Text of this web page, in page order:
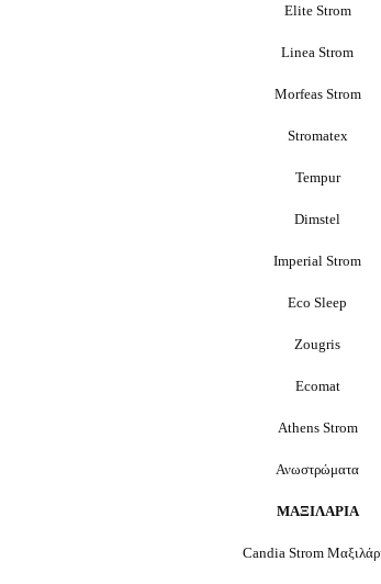
Elite Strom
Linea Strom
Morfeas Strom
Stromatex
Tempur
Dimstel
Imperial Strom
Eco Sleep
Zougris
Ecomat
Athens Strom
Ανωστρώματα
ΜΑΞΙΛΑΡΙΑ
Candia Strom